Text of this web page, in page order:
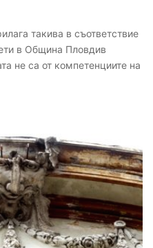
такива в съответствие
в Община Пловдив
не са от компетенциите на